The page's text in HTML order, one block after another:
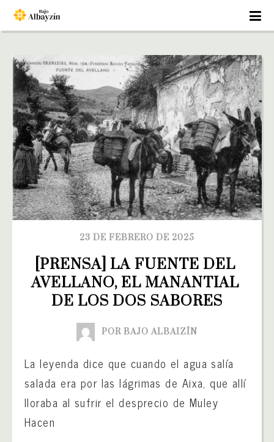
23 DE FEBRERO DE 2025
[PRENSA] LA FUENTE DEL
AVELLANO, EL MANANTIAL
DE LOS DOS SABORES
POR BAJO ALBAIZÍN
La leyenda dice que cuando el agua salía
salada era por las lágrimas de Aixa, que allí
lloraba al sufrir el desprecio de Muley
Hacen